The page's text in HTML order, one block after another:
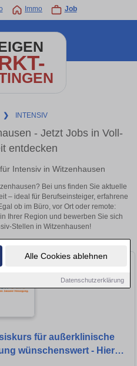
Alle Cookies ablehnen
Datenschutzerklärung
Immo Job
❯ INTENSIV
- Jetzt Jobs in Voll-
entdecken
Intensiv in Witzenhausen
Bei uns finden Sie aktuelle
– ideal für Berufseinsteiger, erfahrene
ob im Büro, vor Ort oder remote:
Ihrer Region und bewerben Sie sich
Stellen in Witzenhausen!
für außerklinische
wünschenswert - Hier